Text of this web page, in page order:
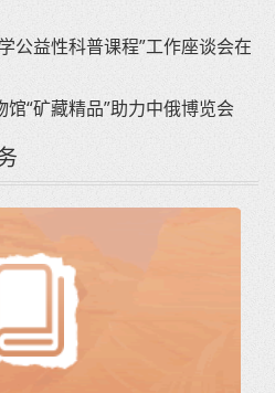
公益性科普课程”工作座谈会在
“矿藏精品”助力中俄博览会